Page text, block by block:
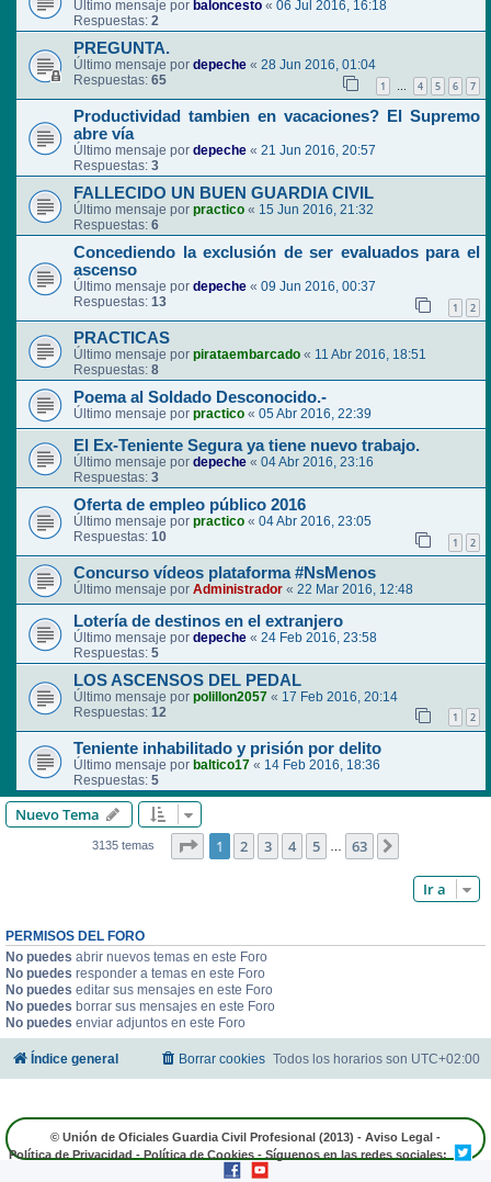
Último mensaje por baloncesto « 06 Jul 2016, 16:18
Respuestas: 2
PREGUNTA.
Último mensaje por depeche « 28 Jun 2016, 01:04
Respuestas: 65 1 … 4 5 6 7
Productividad tambien en vacaciones? El Supremo
abre vía
Último mensaje por depeche « 21 Jun 2016, 20:57
Respuestas: 3
FALLECIDO UN BUEN GUARDIA CIVIL
Último mensaje por practico « 15 Jun 2016, 21:32
Respuestas: 6
Concediendo la exclusión de ser evaluados para el
ascenso
Último mensaje por depeche « 09 Jun 2016, 00:37
Respuestas: 13 1 2
PRACTICAS
Último mensaje por pirataembarcado « 11 Abr 2016, 18:51
Respuestas: 8
Poema al Soldado Desconocido.-
Último mensaje por practico « 05 Abr 2016, 22:39
El Ex-Teniente Segura ya tiene nuevo trabajo.
Último mensaje por depeche « 04 Abr 2016, 23:16
Respuestas: 3
Oferta de empleo público 2016
Último mensaje por practico « 04 Abr 2016, 23:05
Respuestas: 10 1 2
Concurso vídeos plataforma #NsMenos
Último mensaje por Administrador « 22 Mar 2016, 12:48
Lotería de destinos en el extranjero
Último mensaje por depeche « 24 Feb 2016, 23:58
Respuestas: 5
LOS ASCENSOS DEL PEDAL
Último mensaje por polillon2057 « 17 Feb 2016, 20:14
Respuestas: 12 1 2
Teniente inhabilitado y prisión por delito
Último mensaje por baltico17 « 14 Feb 2016, 18:36
Respuestas: 5
Nuevo Tema
3135 temas Página de 63
1 2 3 4 5 63
Ir a
PERMISOS DEL FORO
No puedes abrir nuevos temas en este Foro
No puedes responder a temas en este Foro
No puedes editar sus mensajes en este Foro
No puedes borrar sus mensajes en este Foro
No puedes enviar adjuntos en este Foro
Índice general Todos los horarios son UTC+02:00
Borrar cookies
© Unión de Oficiales Guardia Civil Profesional (2013) - Aviso Legal -
Política de Privacidad - Política de Cookies - Síguenos en las redes sociales: